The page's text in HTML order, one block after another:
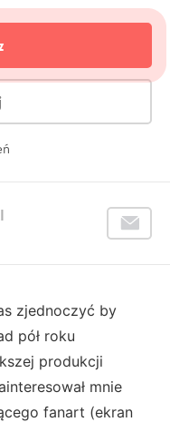
zjednoczyć by
pół roku
produkcji
mnie
fanart (ekran